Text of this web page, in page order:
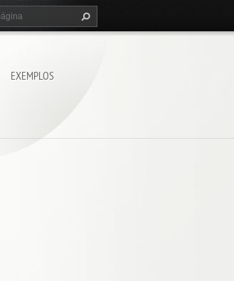
EXEMPLOS